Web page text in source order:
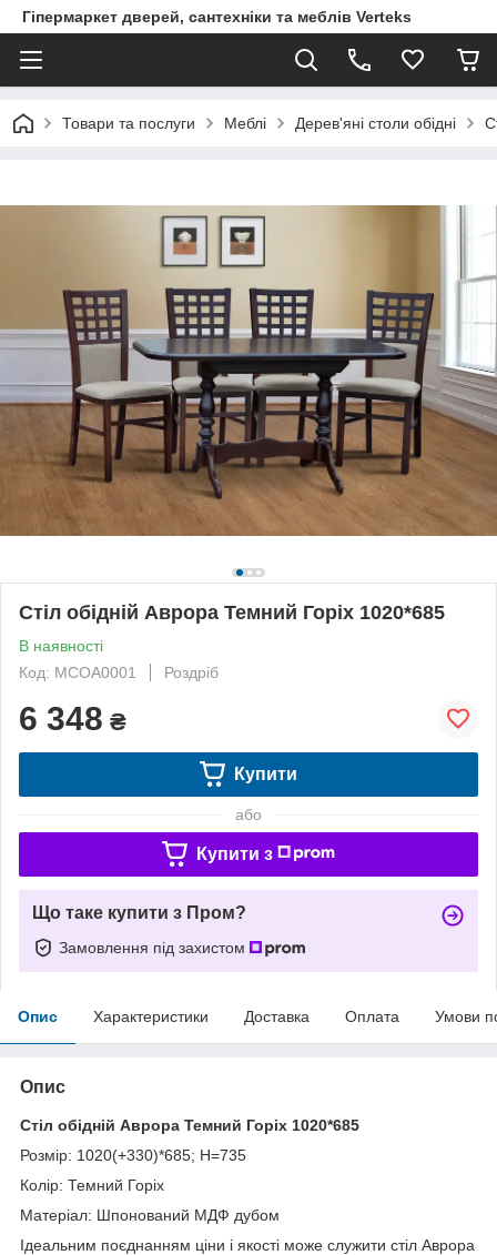
Гіпермаркет дверей, сантехніки та меблів Verteks
Товари та послуги Меблі Дерев'яні столи обідні
Стіл обідній Аврора Темний Горіх 1020*685
В наявності
Код: МСОА0001
Роздріб
6 348 ₴
Купити
або
Купити з
Що таке купити з Пром?
Замовлення під захистом
Опис Характеристики Доставка Оплата Умови
Опис
Стіл обідній Аврора Темний Горіх 1020*685
Розмір: 1020(+330)*685; H=735
Колір: Темний Горіх
Матеріал: Шпонований МДФ дубом
Ідеальним поєднанням ціни і якості може служити стіл Аврора